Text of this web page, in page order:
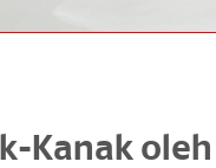
Kanak